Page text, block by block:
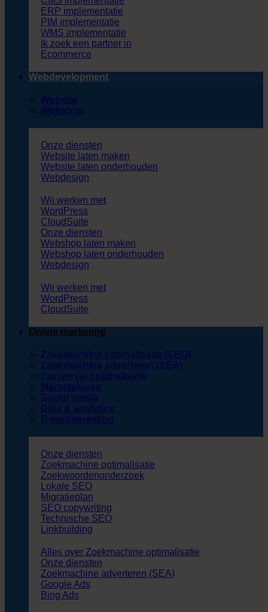
ERP implementatie
PIM implementatie
WMS implementatie
Ik zoek een partner in
Ecommerce
Webdevelopment
Website
Webshop
Onze diensten
Website laten maken
Website laten onderhouden
Webdesign
Wij werken met
WordPress
CloudSuite
Onze diensten
Webshop laten maken
Webshop laten onderhouden
Webdesign
Wij werken met
WordPress
CloudSuite
Online marketing
Zoekmachine optimalisatie (SEO)
Zoekmachine adverteren (SEA)
Conversie optimalisatie
Marketplaces
Social media
Data & analytics
E-mailmarketing
Onze diensten
Zoekmachine optimalisatie
Zoekwoordenonderzoek
Lokale SEO
Migratieplan
SEO copywriting
Technische SEO
Linkbuilding
Alles over Zoekmachine optimalisatie
Onze diensten
Zoekmachine adverteren (SEA)
Google Ads
Bing Ads